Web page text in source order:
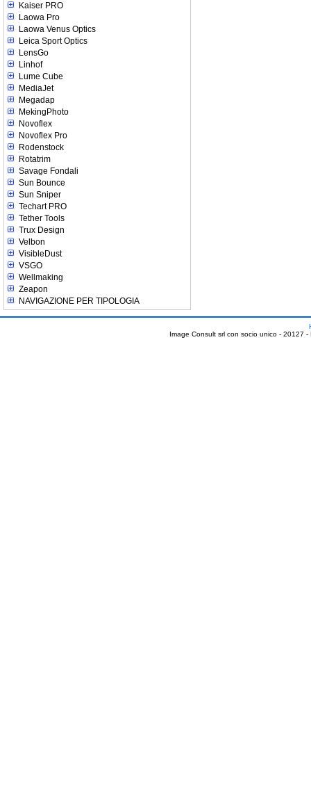
Kaiser PRO
Laowa Pro
Laowa Venus Optics
Leica Sport Optics
LensGo
Linhof
Lume Cube
MediaJet
Megadap
MekingPhoto
Novoflex
Novoflex Pro
Rodenstock
Rotatrim
Savage Fondali
Sun Bounce
Sun Sniper
Techart PRO
Tether Tools
Trux Design
Velbon
VisibleDust
VSGO
Wellmaking
Zeapon
NAVIGAZIONE PER TIPOLOGIA
Image Consult srl con socio unico - 20127